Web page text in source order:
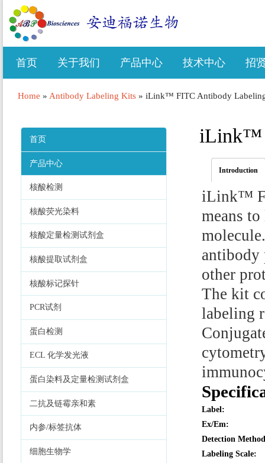
首页 关于我们 产品中心 技术中心 招
Home » Antibody Labeling Kits » iLink™ FITC Antibody
首页
产品中心
核酸检测
核酸荧光染料
核酸定量检测试剂盒
核酸提取试剂盒
核酸标记探针
PCR试剂
蛋白检测
ECL 化学发光液
蛋白染料及定量检测试剂盒
二抗及链霉亲和素
内参/标签抗体
细胞生物学
iLink™
Introduction
iLink™
means
antibody
other
The kit
labeling
Label:
Ex/Em:
Detection
Labeling Scale: